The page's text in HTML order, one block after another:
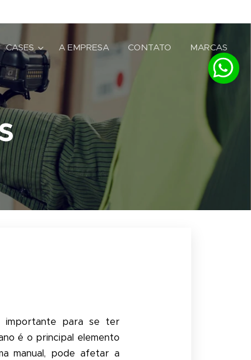
CASES A EMPRESA CONTATO MARCAS
importante para se ter
é o principal elemento
manual, pode afetar a